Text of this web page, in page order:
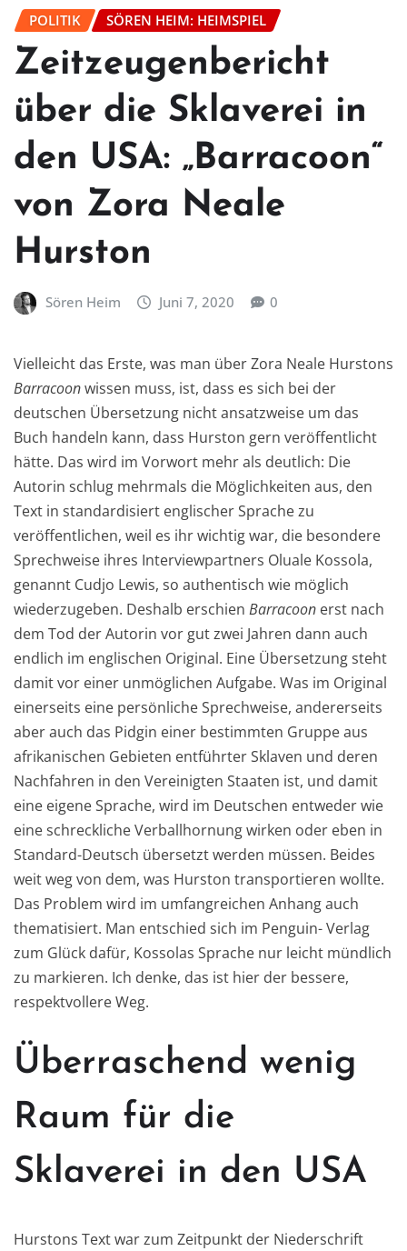
POLITIK SÖREN HEIM: HEIMSPIEL
Zeitzeugenbericht
über die Sklaverei in
den USA: „Barracoon“
von Zora Neale
Hurston
Sören Heim Juni 7, 2020 0
Vielleicht das Erste, was man über Zora Neale Hurstons
Barracoonwissen muss, ist, dass es sich bei der
deutschen Übersetzung nicht ansatzweise um das
Buch handeln kann, dass Hurston gern veröffentlicht
hätte. Das wird im Vorwort mehr als deutlich: Die
Autorin schlug mehrmals die Möglichkeiten aus, den
Text in standardisiert englischer Sprache zu
veröffentlichen, weil es ihr wichtig war, die besondere
Sprechweise ihres Interviewpartners Oluale Kossola,
genannt Cudjo Lewis, so authentisch wie möglich
wiederzugeben. Deshalb erschien Barracoon erst nach
dem Tod der Autorin vor gut zwei Jahren dann auch
endlich im englischen Original. Eine Übersetzung steht
damit vor einer unmöglichen Aufgabe. Was im Original
einerseits eine persönliche Sprechweise, andererseits
aber auch das Pidgin einer bestimmten Gruppe aus
afrikanischen Gebieten entführter Sklaven und deren
Nachfahren in den Vereinigten Staaten ist, und damit
eine eigene Sprache, wird im Deutschen entweder wie
eine schreckliche Verballhornung wirken oder eben in
Standard-Deutsch übersetzt werden müssen. Beides
weit weg von dem, was Hurston transportieren wollte.
Das Problem wird im umfangreichen Anhang auch
thematisiert. Man entschied sich im Penguin- Verlag
zum Glück dafür, Kossolas Sprache nur leicht mündlich
zu markieren. Ich denke, das ist hier der bessere,
respektvollere Weg.
Überraschend wenig
Raum für die
Sklaverei in den USA
Hurstons Text war zum Zeitpunkt der Niederschrift